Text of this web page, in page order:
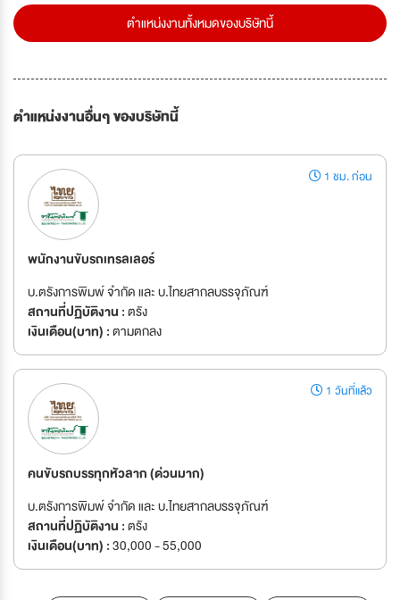
ตำแหน่งงานทั้งหมดของบริษัทนี้
ตำแหน่งงานอื่นๆ ของบริษัทนี้
1 ชม. ก่อน
พนักงานขับรถเทรลเลอร์
บ.ตรังการพิมพ์ จำกัด และ บ.ไทยสากลบรรจุภัณฑ์
สถานที่ปฏิบัติงาน :ตรัง
เงินเดือน(บาท) :ตามตกลง
1 วันที่แล้ว
คนขับรถบรรทุกหัวลาก (ด่วนมาก)
บ.ตรังการพิมพ์ จำกัด และ บ.ไทยสากลบรรจุภัณฑ์
สถานที่ปฏิบัติงาน :ตรัง
เงินเดือน(บาท) :30,000 - 55,000